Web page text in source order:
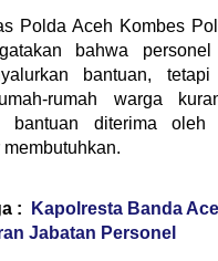
Polda Aceh Kombes
bahwa
bantuan,
rumah warga
bantuan diterima oleh
:
Kapolresta Banda
Jabatan Personel